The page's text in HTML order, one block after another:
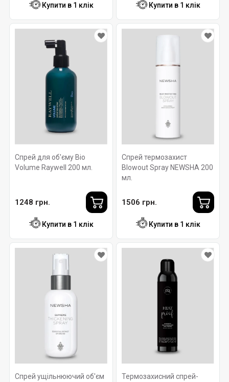
Купити в 1 клік Купити в 1 клік
Спрей для об'єму Bio
Volume Raywell 200 мл.
1248 грн.
Купити в 1 клік
Спрей термозахист
Blowout Spray NEWSHA 200
мл.
1506 грн.
Купити в 1 клік
Спрей ущільнюючий об'єм
Термозахисний спрей-